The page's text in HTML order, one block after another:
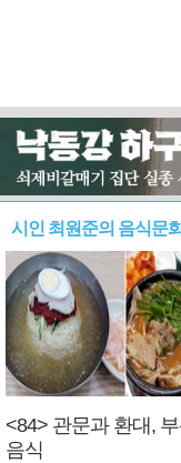
시인 최원준의 음식문
<84> 관문과 환대,
음식